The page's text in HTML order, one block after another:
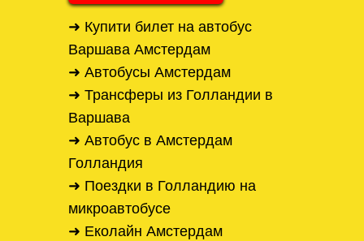
➜ Купити билет на автобус
Варшава Амстердам
➜ Автобусы Амстердам
➜ Трансферы из Голландии в
Варшава
➜ Автобус в Амстердам
Голландия
➜ Поездки в Голландию на
микроавтобусе
➜ Еколайн Амстердам